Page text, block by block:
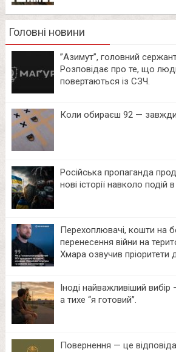
Головні новини
⁨”Азимут”, головний
Розповідає про те, що
повертаються із СЗЧ.
Коли обираєш 92 —
Російська пропаганда
нові історії навколо подій в
Перехоплювачі, кошти на
перенесення війни на
Хмара озвучив пріоритети
Іноді найважливіший
а тихе “я готовий”.
Повернення — це